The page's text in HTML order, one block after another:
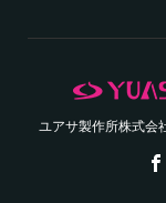
ユアサ製作所株式